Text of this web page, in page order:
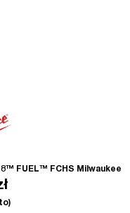
FUEL™ FCHS Milwaukee